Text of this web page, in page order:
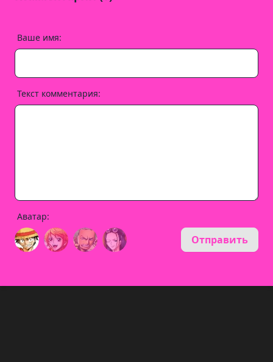
Ваше имя:
Текст комментария:
Аватар:
Отправить